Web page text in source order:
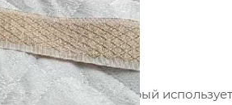
7.1, ромб
материал, который